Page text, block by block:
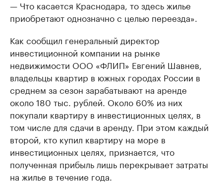
— Что касается Краснодара, то здесь жилье
приобретают однозначно с целью переезда».
Как сообщил генеральный директор
инвестиционной компании на рынке
недвижимости ООО «ФЛИП» Евгений Шавнев,
владельцы квартир в южных городах России в
среднем за сезон зарабатывают на аренде
около 180 тыс. рублей. Около 60% из них
покупали квартиру в инвестиционных целях, в
том числе для сдачи в аренду. При этом каждый
второй, кто купил квартиру на море в
инвестиционных целях, признается, что
полученная прибыль лишь перекрывает затраты
на жилье в течение года.